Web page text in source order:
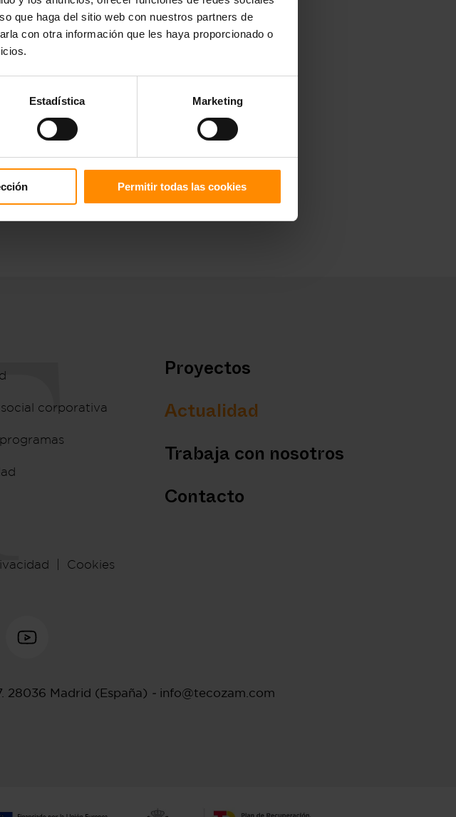
que haga del sitio web con nuestros partners de
con otra información que les haya proporcionado o
Estadística Marketing
Permitir todas las cookies
corporativa
Proyectos
Actualidad
Trabaja con nosotros
Contacto
Cookies
28036 Madrid (España) -info@tecozam.com